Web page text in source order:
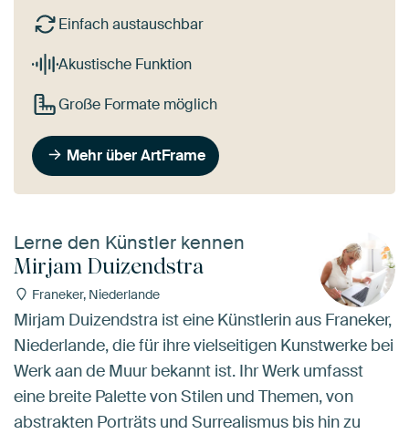
Einfach austauschbar
Akustische Funktion
Große Formate möglich
Mehr über ArtFrame
Lerne den Künstler kennen
Mirjam Duizendstra
Franeker, Niederlande
Mirjam Duizendstra ist eine Künstlerin aus Franeker,
Niederlande, die für ihre vielseitigen Kunstwerke bei
Werk aan de Muur bekannt ist. Ihr Werk umfasst
eine breite Palette von Stilen und Themen, von
abstrakten Porträts und Surrealismus bis hin zu